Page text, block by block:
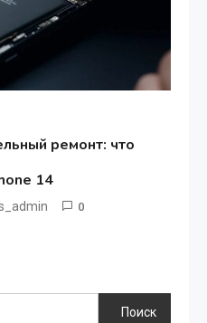
ремонт: что
14
0
Поиск